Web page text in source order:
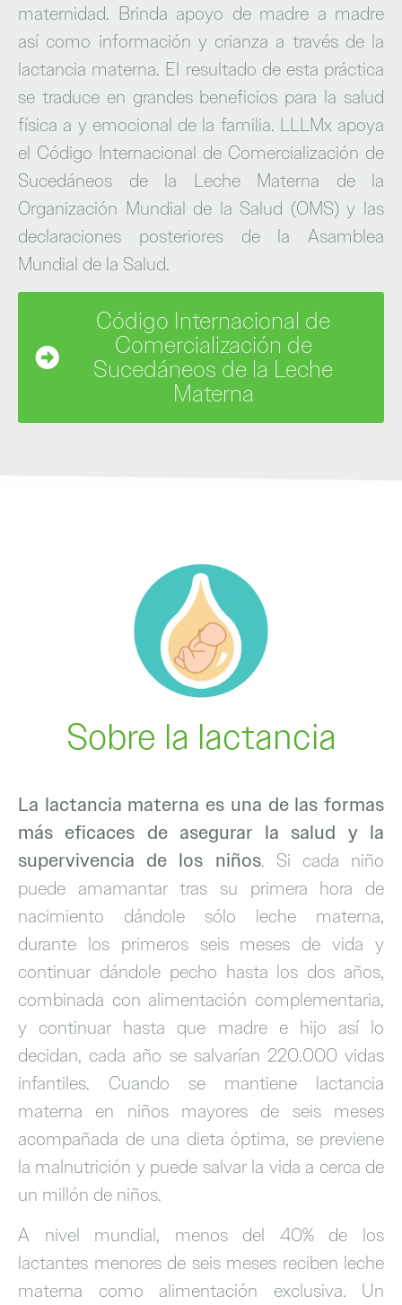
maternidad. Brinda apoyo de madre a madre
así como información y crianza a través de la
lactancia materna. El resultado de esta práctica
se traduce en grandes beneficios para la salud
física a y emocional de la familia. LLLMx apoya
el Código Internacional de Comercialización de
Sucedáneos de la Leche Materna de la
Organización Mundial de la Salud (OMS) y las
declaraciones posteriores de la Asamblea
Mundial de la Salud.
Código Internacional de
Comercialización de
Sucedáneos de la Leche
Materna
Sobre la lactancia
La lactancia materna es una de las formas
más eficaces de asegurar la salud y la
supervivencia de los niños. Si cada niño
puede amamantar tras su primera hora de
nacimiento dándole sólo leche materna,
durante los primeros seis meses de vida y
continuar dándole pecho hasta los dos años,
combinada con alimentación complementaria,
y continuar hasta que madre e hijo así lo
decidan, cada año se salvarían 220.000 vidas
infantiles. Cuando se mantiene lactancia
materna en niños mayores de seis meses
acompañada de una dieta óptima, se previene
la malnutrición y puede salvar la vida a cerca de
un millón de niños.
A nivel mundial, menos del 40% de los
lactantes menores de seis meses reciben leche
materna como alimentación exclusiva. Un